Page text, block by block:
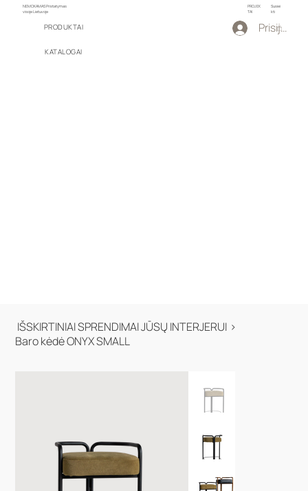
NEMOKAMAS Pristatymas
visoje Lietuvoje
PROJEK
TAI
Susiei
kti
PRODUKTAI
KATALOGAI
Prisijungti
IŠSKIRTINIAI SPRENDIMAI JŪSŲ INTERJERUI >
Baro kėdė ONYX SMALL